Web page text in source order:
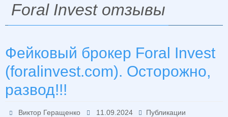
Foral Invest отзывы
Фейковый брокер Foral Invest
(foralinvest.com). Осторожно,
развод!!!
Виктор Геращенко 11.09.2024
Публикации